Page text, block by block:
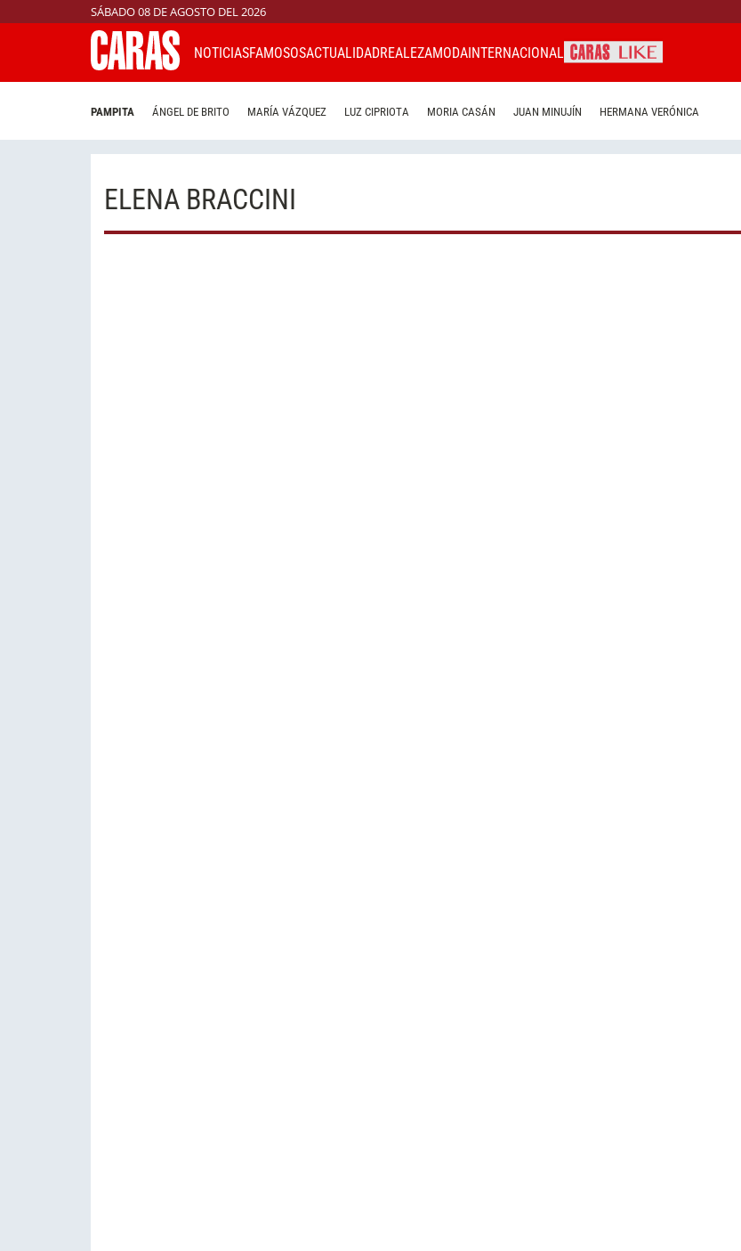
SÁBADO 08 DE AGOSTO DEL 2026
NOTICIASFAMOSOSACTUALIDADREALEZAMODAINTERNACIONAL
PAMPITA ÁNGEL DE BRITO MARÍA VÁZQUEZ LUZ CIPRIOTA MORIA CASÁN JUAN MINUJÍN HERMANA VERÓNICA
ELENA BRACCINI